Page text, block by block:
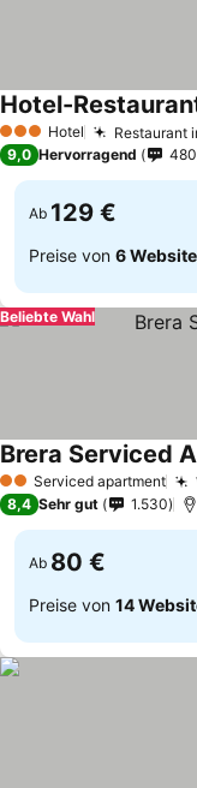
3 SterneHotel Restaurant
Hotel-
9,0 Hervorragend 480
Ab 129 €
Preise von 6
Beliebte Wahl
2 SterneServiced apartment
Brera Serviced
8,4 Sehr gut 1.530
Ab 80 €
Preise von 14